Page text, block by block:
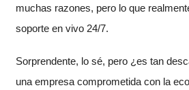
muchas razones, pero lo que
soporte en vivo 24/7.
Sorprendente, lo sé, pero ¿es tan
una empresa comprometida con la